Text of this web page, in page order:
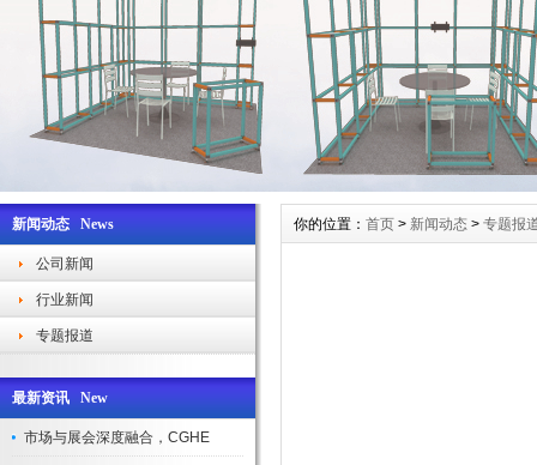
新闻动态 News
公司新闻
行业新闻
专题报道
最新资讯 New
市场与展会深度融合，CGHE
你的位置： 首页 > 新闻动态 > 专题报